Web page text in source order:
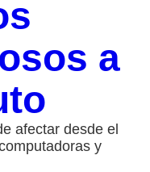
a
afectar desde el
y